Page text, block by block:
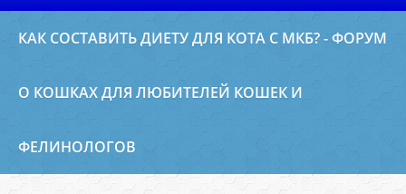
КАК СОСТАВИТЬ ДИЕТУ ДЛЯ КОТА С МКБ? - ФОРУМ
О КОШКАХ ДЛЯ ЛЮБИТЕЛЕЙ КОШЕК И
ФЕЛИНОЛОГОВ